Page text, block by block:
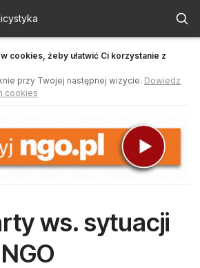
- ngo.pl
cookies, żeby ułatwić Ci korzystanie z
przy Twojej następnej wizycie. Dowiedz
cookies
ws. sytuacji